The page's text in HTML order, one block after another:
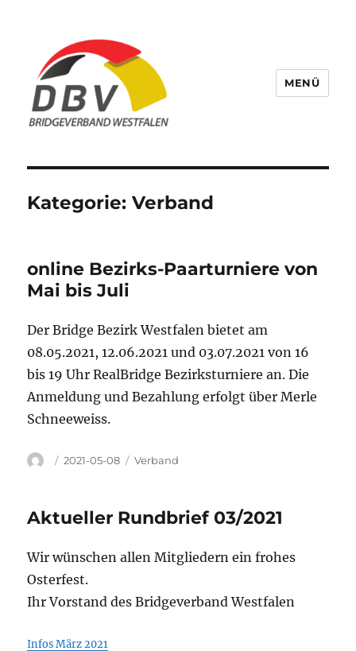
MENÜ
Kategorie:Verband
online Bezirks-Paarturniere von
Mai bis Juli
Der Bridge Bezirk Westfalen bietet am
08.05.2021, 12.06.2021 und 03.07.2021 von 16
bis 19 Uhr RealBridge Bezirksturniere an. Die
Anmeldung und Bezahlung erfolgt über Merle
Schneeweiss.
Autor
Veröffentlicht
2021-05-08 Kategorien
Verband
Aktueller Rundbrief 03/2021
Wir wünschen allen Mitgliedern ein frohes
Osterfest.
Ihr Vorstand des Bridgeverband Westfalen
Infos März 2021